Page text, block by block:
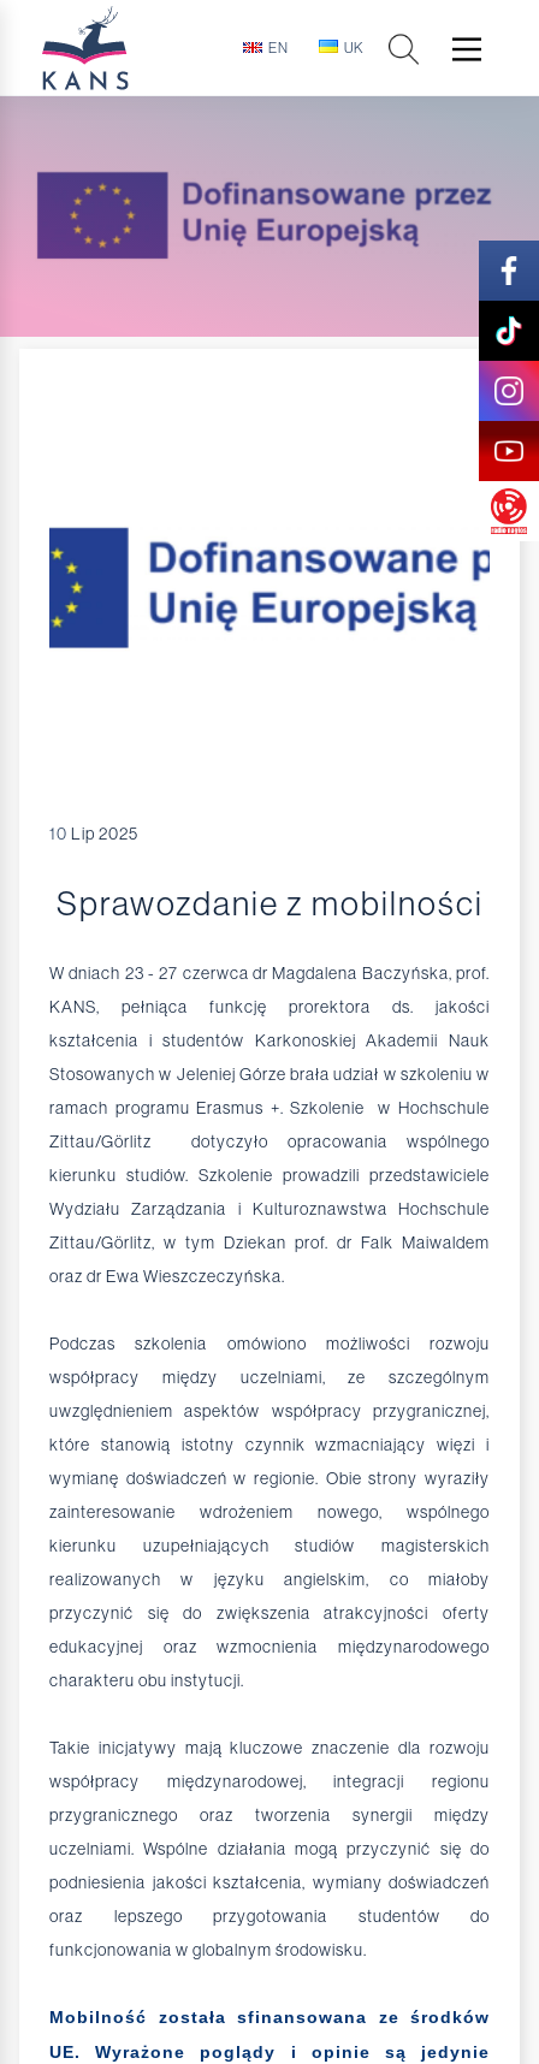
EN UK
10 Lip 2025
Sprawozdanie z mobilności
W dniach 23 - 27 czerwca dr Magdalena Baczyńska, prof.
KANS, pełniąca funkcję prorektora ds. jakości
kształcenia i studentów Karkonoskiej Akademii Nauk
Stosowanych w Jeleniej Górze brała udział w szkoleniu w
ramach programu Erasmus +. Szkolenie w Hochschule
Zittau/Görlitz dotyczyło opracowania wspólnego
kierunku studiów. Szkolenie prowadzili przedstawiciele
Wydziału Zarządzania i Kulturoznawstwa Hochschule
Zittau/Görlitz, w tym Dziekan prof. dr Falk Maiwaldem
oraz dr Ewa Wieszczeczyńska.
Podczas szkolenia omówiono możliwości rozwoju
współpracy między uczelniami, ze szczególnym
uwzględnieniem aspektów współpracy przygranicznej,
które stanowią istotny czynnik wzmacniający więzi i
wymianę doświadczeń w regionie. Obie strony wyraziły
zainteresowanie wdrożeniem nowego, wspólnego
kierunku uzupełniających studiów magisterskich
realizowanych w języku angielskim, co miałoby
przyczynić się do zwiększenia atrakcyjności oferty
edukacyjnej oraz wzmocnienia międzynarodowego
charakteru obu instytucji.
Takie inicjatywy mają kluczowe znaczenie dla rozwoju
współpracy międzynarodowej, integracji regionu
przygranicznego oraz tworzenia synergii między
uczelniami. Wspólne działania mogą przyczynić się do
podniesienia jakości kształcenia, wymiany doświadczeń
oraz lepszego przygotowania studentów do
funkcjonowania w globalnym środowisku.
Mobilność została sfinansowana ze środków
UE. Wyrażone poglądy i opinie są jedynie